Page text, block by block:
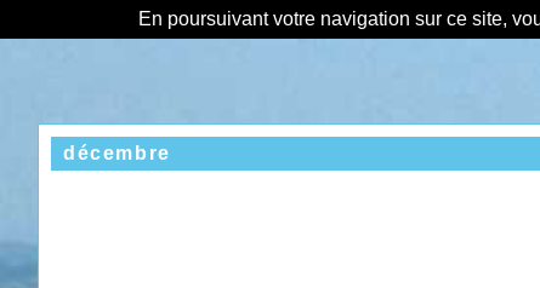
En poursuivant votre navigation sur ce site,
décembre